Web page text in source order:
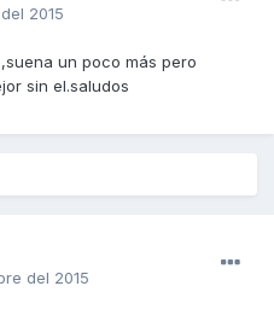
2015
un poco más pero
sin el.saludos
del 2015